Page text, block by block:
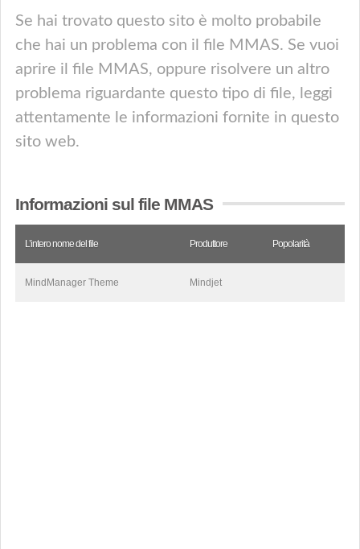
Se hai trovato questo sito è molto probabile
che hai un problema con il file MMAS. Se vuoi
aprire il file MMAS, oppure risolvere un altro
problema riguardante questo tipo di file, leggi
attentamente le informazioni fornite in questo
sito web.
Informazioni sul file MMAS
L’intero nome del file Produttore Popolarità
MindManager Theme Mindjet